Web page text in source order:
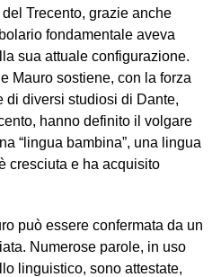
Trecento, grazie anche
fondamentale aveva
sua attuale configurazione.
Mauro sostiene, con la forza
di diversi studiosi di Dante,
hanno definito il volgare
“lingua bambina”, una lingua
cresciuta e ha acquisito
può essere confermata da un
Numerose parole, in uso
linguistico, sono attestate,